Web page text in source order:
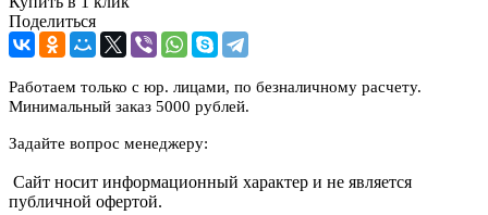
Поделиться
Работаем только с юр. лицами, по безналичному расчету.
Минимальный заказ 5000 рублей.
Задайте вопрос менеджеру:
Сайт носит информационный характер и не является
публичной офертой.